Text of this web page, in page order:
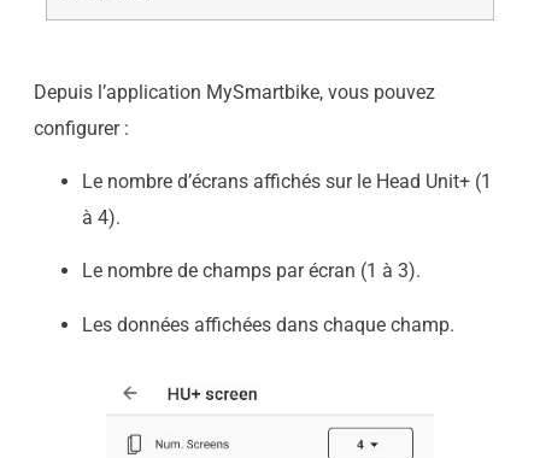
Depuis l’application MySmartbike, vous pouvez
configurer :
Le nombre d’écrans affichés sur le Head Unit+ (1
à 4).
Le nombre de champs par écran (1 à 3).
Les données affichées dans chaque champ.